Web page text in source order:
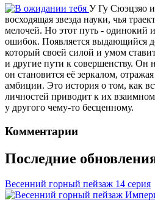
У Гу Сюэцзяо
восходящая звезда науки, чья
мелочей. Но этот путь - одинокий
ошибок. Появляется выдающийся
который своей силой и умом
и другие пути к совершенству. Он
он становится её зеркалом,
амбиции. Это история о том, как
личностей приводит к их
у другого чему-то бесценному.
Комментарии
Последние
Весенний горный пейзаж 14 серия